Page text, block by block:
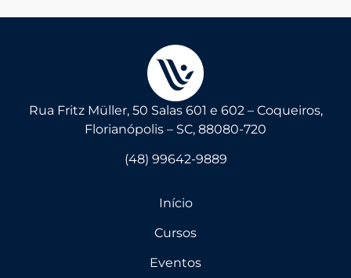
Rua Fritz Müller, 50 Salas 601 e 602 – Coqueiros,
Florianópolis – SC, 88080-720
(48) 99642-9889
Início
Cursos
Eventos